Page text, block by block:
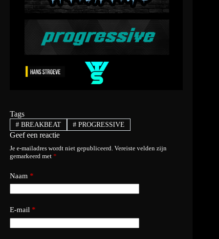
Tags
#BREAKBEAT #PROGRESSIVE
Geef een reactie
Je e-mailadres wordt niet gepubliceerd. Vereiste velden zijn
gemarkeerd met *
Naam *
E-mail *